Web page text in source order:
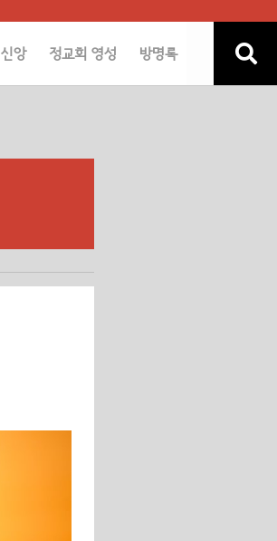
앙 정교회 영성 방명록